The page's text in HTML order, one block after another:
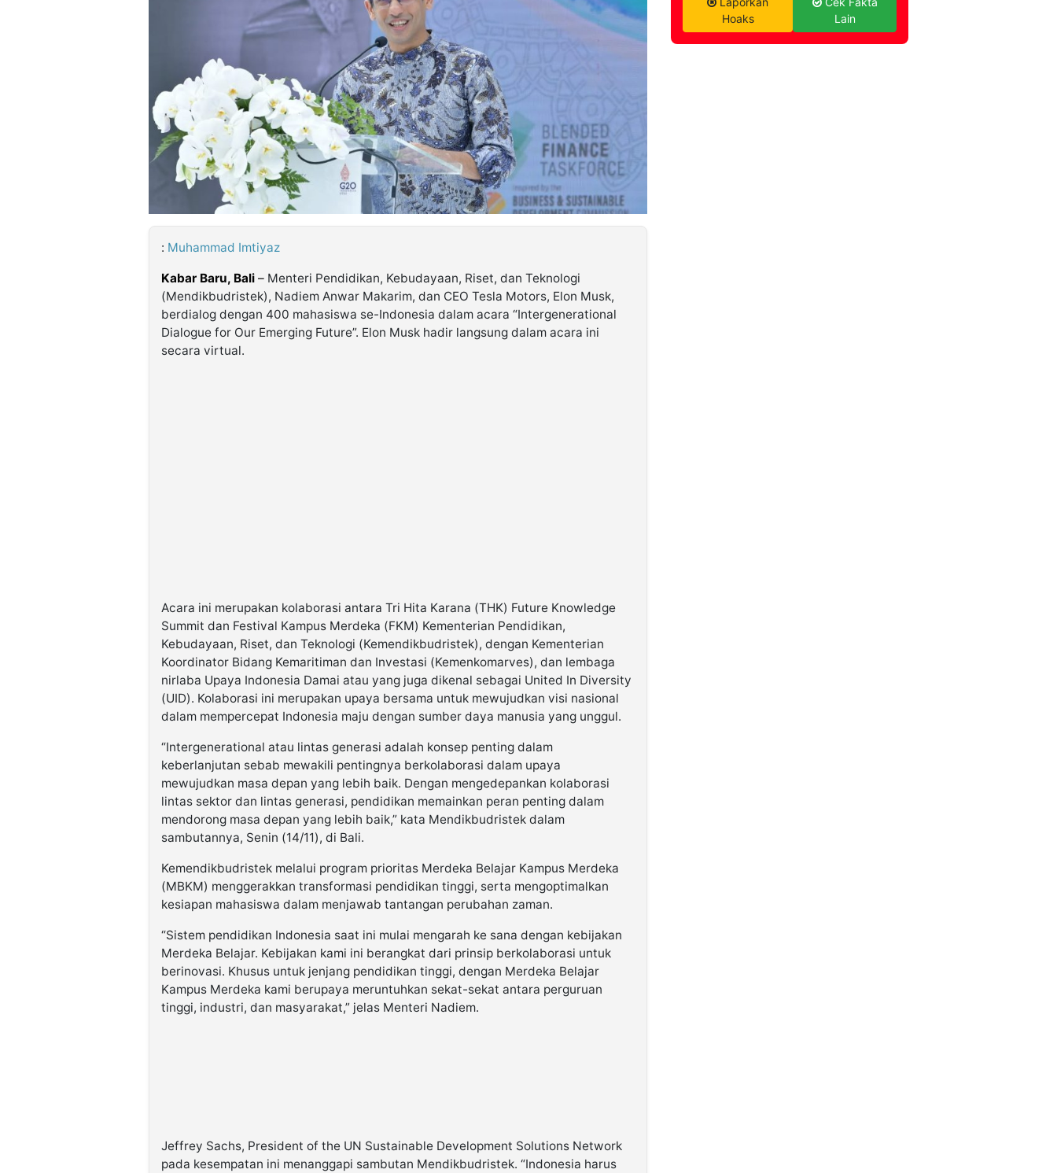
: Muhammad Imtiyaz
Kabar Baru, Bali – Menteri Pendidikan, Kebudayaan, Riset, dan Teknologi
(Mendikbudristek), Nadiem Anwar Makarim, dan CEO Tesla Motors, Elon Musk,
berdialog dengan 400 mahasiswa se-Indonesia dalam acara “Intergenerational
Dialogue for Our Emerging Future”. Elon Musk hadir langsung dalam acara ini
secara virtual.
Acara ini merupakan kolaborasi antara Tri Hita Karana (THK) Future Knowledge
Summit dan Festival Kampus Merdeka (FKM) Kementerian Pendidikan,
Kebudayaan, Riset, dan Teknologi (Kemendikbudristek), dengan Kementerian
Koordinator Bidang Kemaritiman dan Investasi (Kemenkomarves), dan lembaga
nirlaba Upaya Indonesia Damai atau yang juga dikenal sebagai United In Diversity
(UID). Kolaborasi ini merupakan upaya bersama untuk mewujudkan visi nasional
dalam mempercepat Indonesia maju dengan sumber daya manusia yang unggul.
“Intergenerational atau lintas generasi adalah konsep penting dalam
keberlanjutan sebab mewakili pentingnya berkolaborasi dalam upaya
mewujudkan masa depan yang lebih baik. Dengan mengedepankan kolaborasi
lintas sektor dan lintas generasi, pendidikan memainkan peran penting dalam
mendorong masa depan yang lebih baik,” kata Mendikbudristek dalam
sambutannya, Senin (14/11), di Bali.
Kemendikbudristek melalui program prioritas Merdeka Belajar Kampus Merdeka
(MBKM) menggerakkan transformasi pendidikan tinggi, serta mengoptimalkan
kesiapan mahasiswa dalam menjawab tantangan perubahan zaman.
“Sistem pendidikan Indonesia saat ini mulai mengarah ke sana dengan kebijakan
Merdeka Belajar. Kebijakan kami ini berangkat dari prinsip berkolaborasi untuk
berinovasi. Khusus untuk jenjang pendidikan tinggi, dengan Merdeka Belajar
Kampus Merdeka kami berupaya meruntuhkan sekat-sekat antara perguruan
tinggi, industri, dan masyarakat,” jelas Menteri Nadiem.
Jeffrey Sachs, President of the UN Sustainable Development Solutions Network
pada kesempatan ini menanggapi sambutan Mendikbudristek. “Indonesia harus
Hoaks
Lain